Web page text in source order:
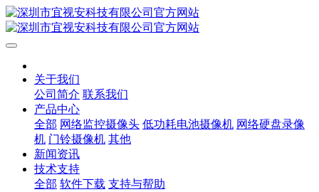
关于我们
公司简介 联系我们
产品中心
全部 网络监控摄像头 低功耗电池摄像机 网络硬盘录像
机 门铃摄像机 其他
新闻资讯
技术支持
全部 软件下载 支持与帮助